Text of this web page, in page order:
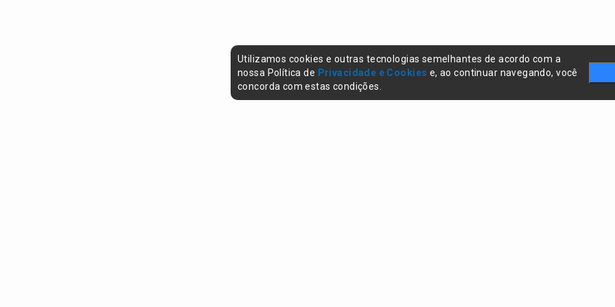
Utilizamos cookies e outras tecnologias semelhantes de acordo com a
nossa Política de Privacidade e Cookies e, ao continuar navegando, você
concorda com estas condições.